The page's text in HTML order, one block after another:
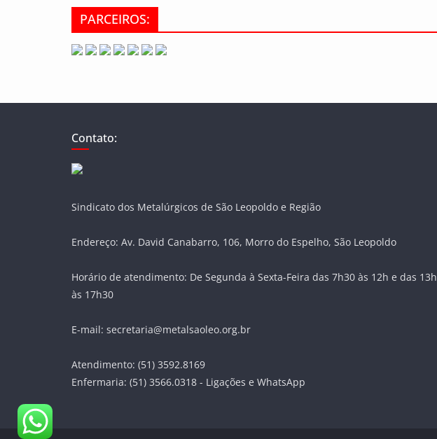
PARCEIROS:
Contato:
Sindicato dos Metalúrgicos de São Leopoldo e Região
Endereço: Av. David Canabarro, 106, Morro do Espelho, São Leopoldo
Horário de atendimento: De Segunda à Sexta-Feira das 7h30 às 12h e das 13h
às 17h30
E-mail: secretaria@metalsaoleo.org.br
Atendimento: (51) 3592.8169
Enfermaria: (51) 3566.0318 - Ligações e WhatsApp